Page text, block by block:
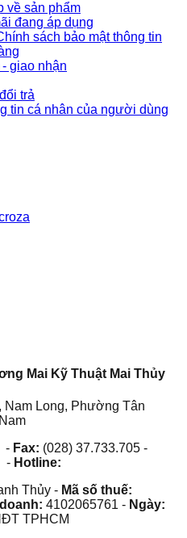
về sản phẩm
đang áp dụng
sách bảo mật thông tin
giao nhận
trả
tin cá nhân của người dùng
Mai Kỹ Thuật Mai Thủy
Long, Phường Tân
- Fax: (028) 37.733.705 -
- Hotline:
Thủy - Mã số thuế:
4102065761 - Ngày:
TPHCM